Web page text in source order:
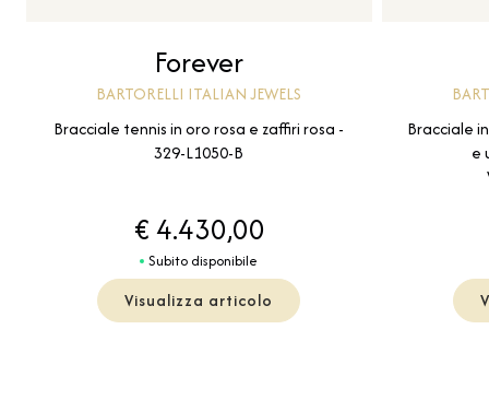
Forever
BARTORELLI ITALIAN JEWELS
Bracciale tennis in oro rosa e zaffiri rosa -
329-L1050-B
€ 4.430,00
Subito disponibile
Visualizza articolo
Bracciale
e